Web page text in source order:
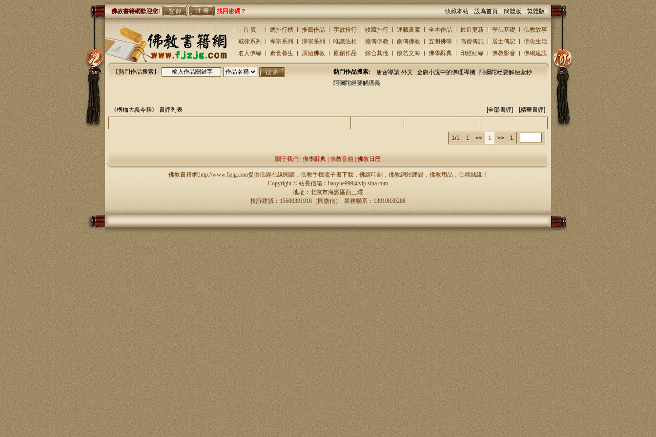
佛教書籍網歡迎您! 注 冊 找回密碼？ 收藏本站 設為首頁 簡體版 繁體版
首 頁 總排行榜 推薦作品 字數排行 收藏排行 連載書庫 全本作品 最近更新 學佛基礎
佛教故事
戒律系列
禪宗系列 淨宗系列 唯識法相 藏傳佛教 南傳佛教 五明佛學 高僧傳記 居士傳記
佛化生活
名人佛緣
素食養生 原始佛教 原創作品 綜合其他 般若文海 佛學辭典 印經結緣 佛教影音 佛網建設
【熱門作品搜索】 熱門作品搜索: 唐密導讀 外文 金庸小說中的佛理禪機
阿彌陀經要解便蒙鈔
阿彌陀經要解講義
《楞枷大義今釋》 書評列表 [全部書評] [精華書評]
1/1 1 << 1 >> 1
關于我們 佛學辭典 佛教音頻 佛教日歷
佛教書籍網:http://www.fjzjg.com提供佛經在線閱讀，佛教手機電子書下載，佛經印刷，佛教網站建設，佛教用品，佛經結緣！
Copyright © 站長信箱︰haoyue999@vip.sina.com
地址︰北京市海澱區西三環
投訴建議︰15600391918（同微信） 業務聯系︰13910830288